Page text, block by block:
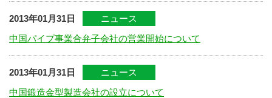
2013年01月31日
ニュース
中国パイプ事業合弁子会社の営業開始について
2013年01月31日
ニュース
中国鍛造金型製造会社の設立について